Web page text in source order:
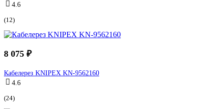
4.6
(12)
8 075 ₽
Кабелерез KNIPEX KN-9562160
4.6
(24)